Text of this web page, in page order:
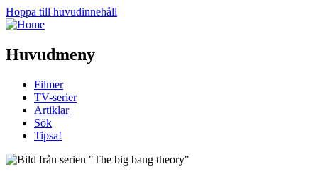
Hoppa till huvudinnehåll
Huvudmeny
Filmer
TV-serier
Artiklar
Sök
Tipsa!